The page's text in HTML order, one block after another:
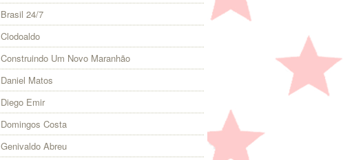
Brasil 24/7
Clodoaldo
Construindo Um Novo Maranhão
Daniel Matos
Diego Emir
Domingos Costa
Genivaldo Abreu